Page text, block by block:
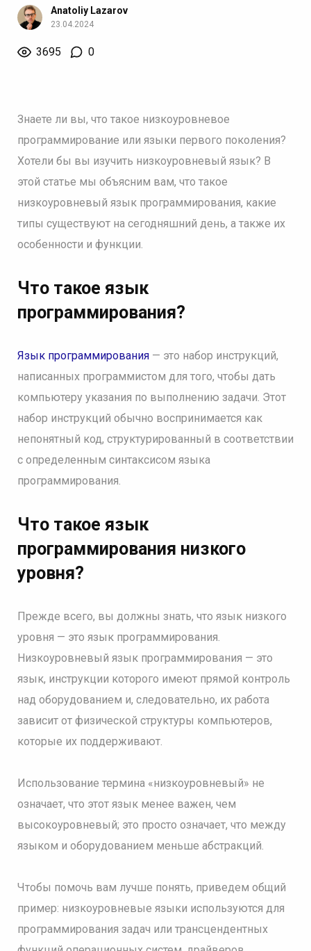
Anatoliy Lazarov
23.04.2024
3695 0
Знаете ли вы, что такое низкоуровневое
программирование или языки первого поколения?
Хотели бы вы изучить низкоуровневый язык? В
этой статье мы объясним вам, что такое
низкоуровневый язык программирования, какие
типы существуют на сегодняшний день, а также их
особенности и функции.
Что такое язык
программирования?
Язык программирования— это набор инструкций,
написанных программистом для того, чтобы дать
компьютеру указания по выполнению задачи. Этот
набор инструкций обычно воспринимается как
непонятный код, структурированный в соответствии
с определенным синтаксисом языка
программирования.
Что такое язык
программирования низкого
уровня?
Прежде всего, вы должны знать, что язык низкого
уровня — это язык программирования.
Низкоуровневый язык программирования — это
язык, инструкции которого имеют прямой контроль
над оборудованием и, следовательно, их работа
зависит от физической структуры компьютеров,
которые их поддерживают.
Использование термина «низкоуровневый» не
означает, что этот язык менее важен, чем
высокоуровневый; это просто означает, что между
языком и оборудованием меньше абстракций.
Чтобы помочь вам лучше понять, приведем общий
пример: низкоуровневые языки используются для
программирования задач или трансцендентных